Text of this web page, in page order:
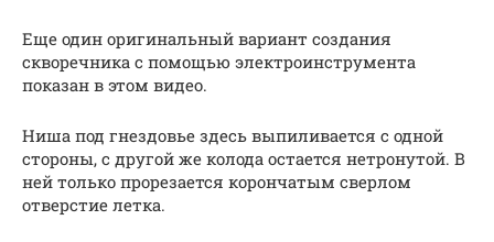
Еще один оригинальный вариант создания
скворечника с помощью электроинструмента
показан в этом видео.
Ниша под гнездовье здесь выпиливается с одной
стороны, с другой же колода остается нетронутой. В
ней только прорезается корончатым сверлом
отверстие летка.